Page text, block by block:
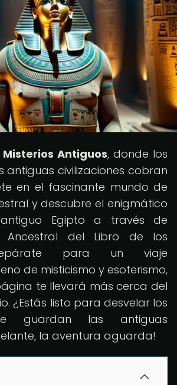
Misterios Antiguos, donde los
antiguas civilizaciones cobran
en el fascinante mundo de
y descubre el enigmático
Egipto a través de
Ancestral del Libro de los
para un viaje
de misticismo y esoterismo,
te llevará más cerca del
¿Estás listo para desvelar los
guardan las antiguas
la aventura aguarda!